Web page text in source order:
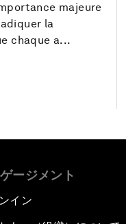
majeure
la
chaque a...
ージメント
イン